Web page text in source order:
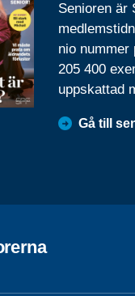
Senioren är
nio nummer
205 400
uppskattad
Gå till